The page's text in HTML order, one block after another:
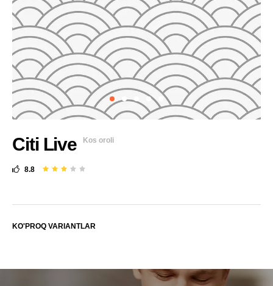
Citi Live Kos oroli
8.8
KO'PROQ VARIANTLAR